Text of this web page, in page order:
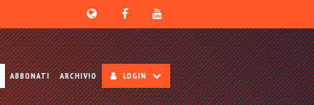
ABBONATI ARCHIVIO LOGIN